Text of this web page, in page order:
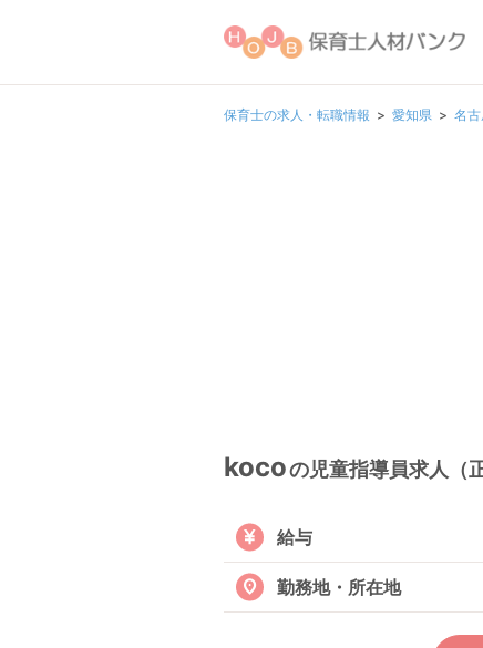
保育士の求人・転職情報 愛知県 名
kocoの児童指導員求人（
給与
勤務地・所在地